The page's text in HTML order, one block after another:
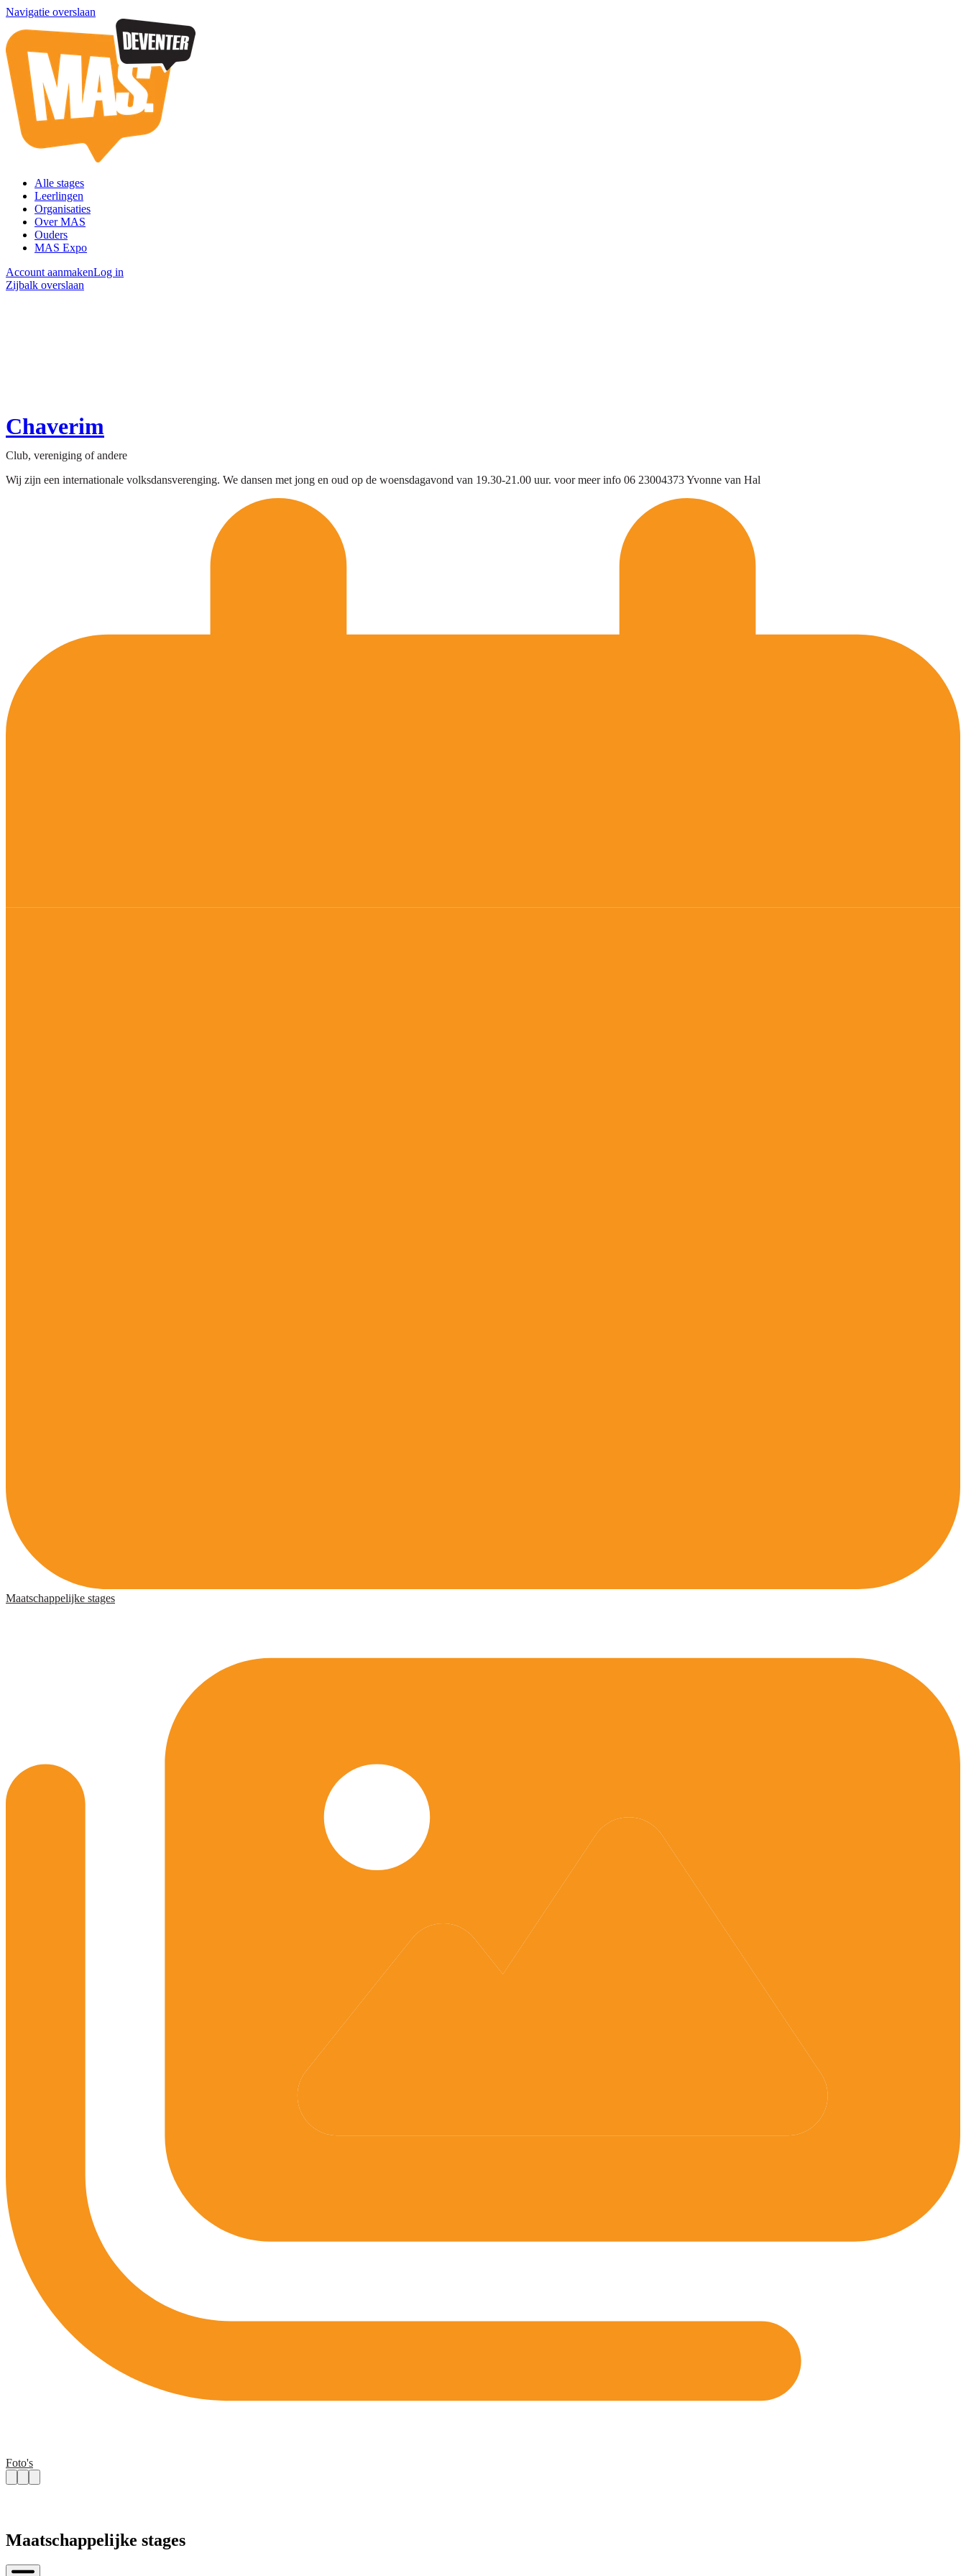
Navigatie overslaan
Alle stages
Leerlingen
Organisaties
Over MAS
Ouders
MAS Expo
Account aanmakenLog in
Zijbalk overslaan
Chaverim
Club, vereniging of andere
Wij zijn een internationale volksdansverenging. We dansen met jong en oud op de woensdagavond van 19.30-21.00 uur. voor meer info 06 23004373 Yvonne van Hal
Maatschappelijke stages
Foto's
Maatschappelijke stages